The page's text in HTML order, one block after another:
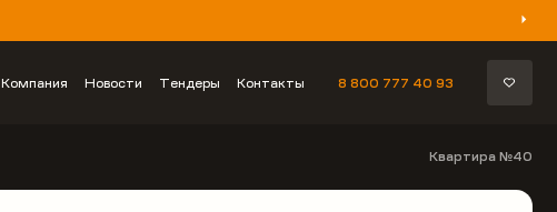
Компания Новости Тендеры Контакты 8 800 777 40 93
Квартира №40